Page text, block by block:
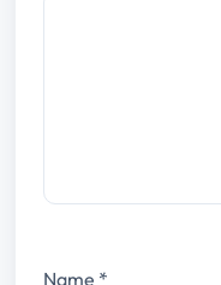
Name *